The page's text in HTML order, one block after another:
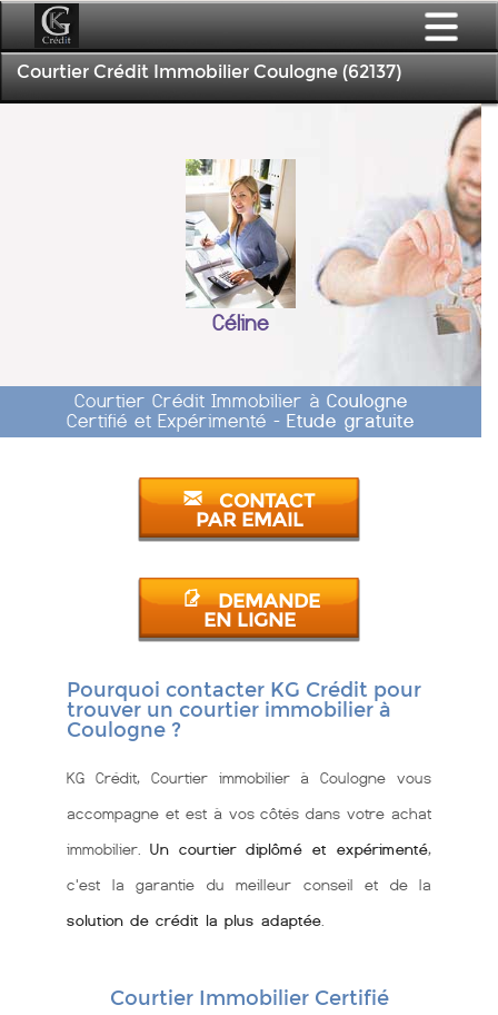
Courtier Crédit Immobilier Coulogne (62137)
Céline
Courtier Crédit Immobilier à Coulogne
Certifié et Expérimenté - Etude gratuite
CONTACT
PAR EMAIL
DEMANDE
EN LIGNE
Pourquoi contacter KG Crédit pour
trouver un courtier immobilier à
Coulogne ?
KG Crédit, Courtier immobilier à Coulogne vous
accompagne et est à vos côtés dans votre achat
immobilier. Un courtier diplômé et expérimenté,
c'est la garantie du meilleur conseil et de la
solution de crédit la plus adaptée
Courtier Immobilier Certifié